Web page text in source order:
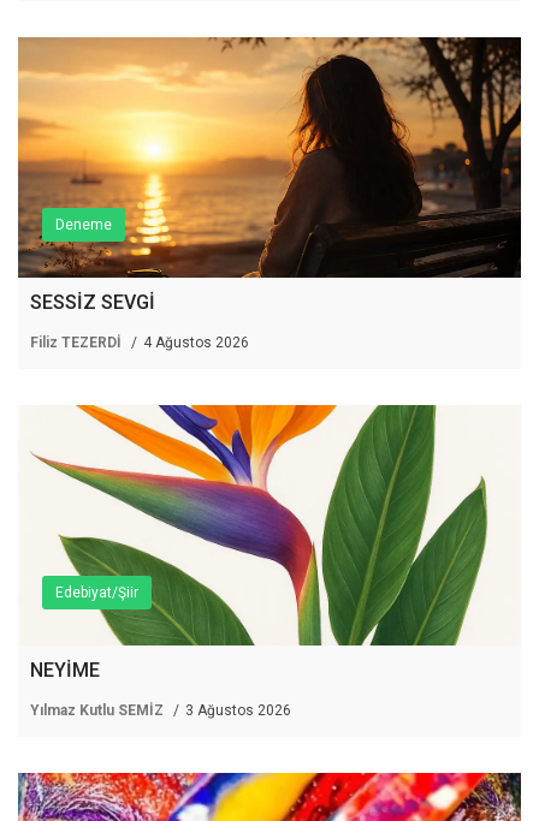
Deneme
SESSİZ SEVGİ
Filiz TEZERDİ 4 Ağustos 2026
Edebiyat/Şiir
NEYİME
Yılmaz Kutlu SEMİZ 3 Ağustos 2026